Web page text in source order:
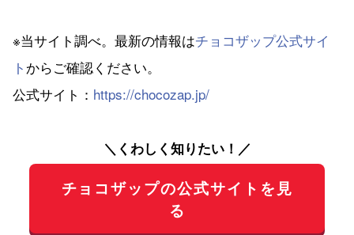
※当サイト調べ。最新の情報はチョコザップ公式サイ
ト からご確認ください。
公式サイト： https://chocozap.jp/
＼くわしく知りたい！／
チョコザップの公式サイトを見
る